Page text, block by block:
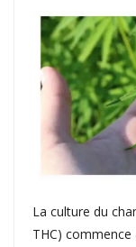
La culture du
THC)